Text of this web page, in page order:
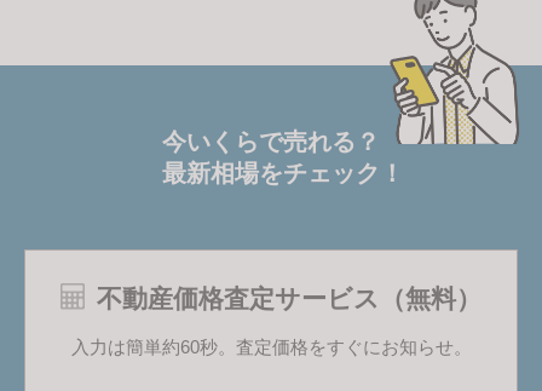
今いくらで売れる？
最新相場をチェック！
不動産価格査定サービス（無料）
入力は簡単約60秒。査定価格をすぐにお知らせ。